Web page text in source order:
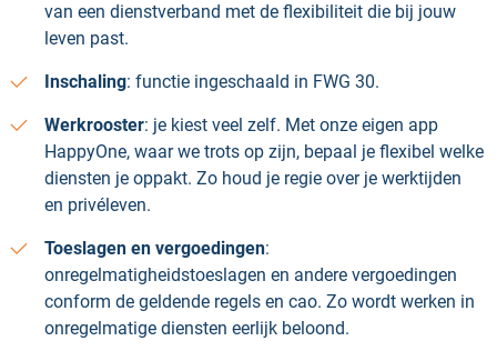
van een dienstverband met de flexibiliteit die bij jouw
leven past.
Inschaling: functie ingeschaald in FWG 30.
Werkrooster: je kiest veel zelf. Met onze eigen app
HappyOne, waar we trots op zijn, bepaal je flexibel welke
diensten je oppakt. Zo houd je regie over je werktijden
en privéleven.
Toeslagen en vergoedingen:
onregelmatigheidstoeslagen en andere vergoedingen
conform de geldende regels en cao. Zo wordt werken in
onregelmatige diensten eerlijk beloond.